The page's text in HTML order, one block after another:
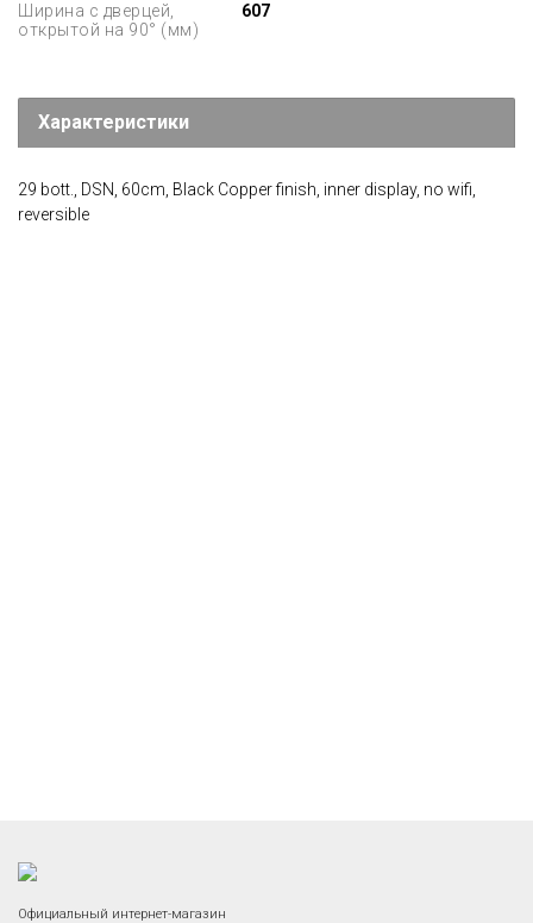
Ширина с дверцей,
открытой на 90° (мм)
607
Характеристики
29 bott., DSN, 60cm, Black Copper finish, inner display, no wifi,
reversible
Официальный интернет-магазин